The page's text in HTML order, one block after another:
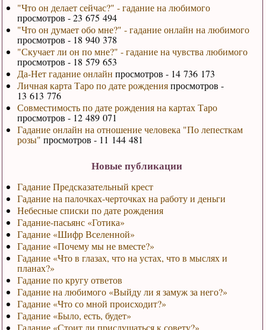
"Что он делает сейчас?" - гадание на любимого
просмотров - 23 675 494
"Что он думает обо мне?" - гадание онлайн на любимого
просмотров - 18 940 378
"Скучает ли он по мне?" - гадание на чувства любимого
просмотров - 18 579 653
Да-Нет гадание онлайн просмотров - 14 736 173
Личная карта Таро по дате рожденияпросмотров -
13 613 776
Совместимость по дате рождения на картах Таро
просмотров - 12 489 071
Гадание онлайн на отношение человека "По лепесткам
розы" просмотров - 11 144 481
Новые публикации
Гадание Предсказательный крест
Гадание на палочках-черточках на работу и деньги
Небесные списки по дате рождения
Гадание-пасьянс «Готика»
Гадание «Шифр Вселенной»
Гадание «Почему мы не вместе?»
Гадание «Что в глазах, что на устах, что в мыслях и
планах?»
Гадание по кругу ответов
Гадание на любимого «Выйду ли я замуж за него?»
Гадание «Что со мной происходит?»
Гадание «Было, есть, будет»
Гадание «Стоит ли прислушаться к совету?»